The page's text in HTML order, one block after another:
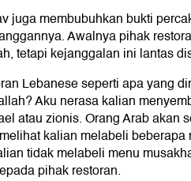
juga membubuhkan bukti
Awalnya pihak
tetapi kejanggalan ini lantas
Lebanese seperti apa yang
Aku nerasa kalian
atau zionis. Orang Arab akan
kalian melabeli beberapa
tidak melabeli menu
pihak restoran.